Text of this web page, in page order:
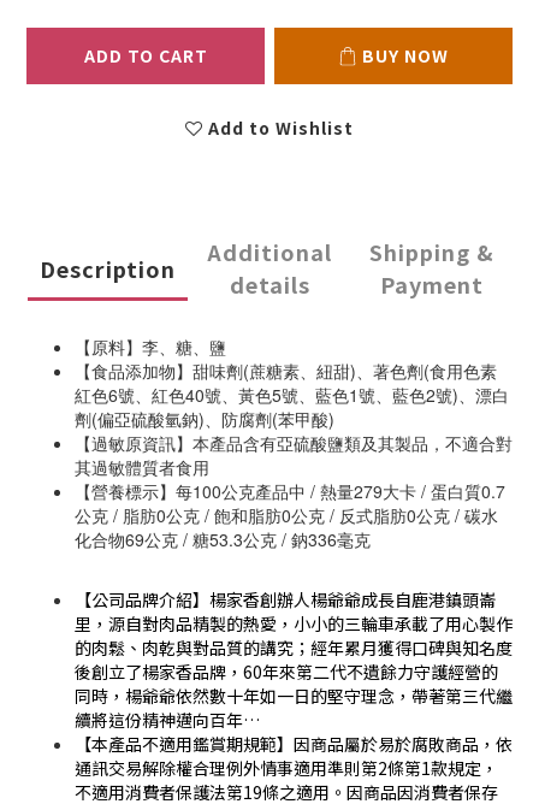
ADD TO CART BUY NOW
Add to Wishlist
Description
Additional
details
Shipping &
Payment
【原料】李、糖、鹽
【食品添加物】 甜味劑(蔗糖素、紐甜)、著色劑(食用色素
紅色6號、紅色40號、黃色5號、藍色1號、藍色2號)、漂白
劑(偏亞硫酸氫鈉)、防腐劑(苯甲酸)
【過敏原資訊】本產品含有亞硫酸鹽類及其製品，不適合對
其過敏體質者食用
【營養標示】每100公克產品中 / 熱量279大卡 / 蛋白質0.7
公克 / 脂肪0公克 / 飽和脂肪0公克 / 反式脂肪0公克 / 碳水
化合物69公克 / 糖53.3公克 / 鈉336毫克
【公司品牌介紹】楊家香創辦人楊爺爺成長自鹿港鎮頭崙
里，源自對肉品精製的熱愛，小小的三輪車承載了用心製作
的肉鬆、肉乾與對品質的講究；經年累月獲得口碑與知名度
後創立了楊家香品牌，60年來第二代不遺餘力守護經營的
同時，楊爺爺依然數十年如一日的堅守理念，帶著第三代繼
續將這份精神邁向百年…
【本產品不適用鑑賞期規範】因商品屬於易於腐敗商品，依
通訊交易解除權合理例外情事適用準則第2條第1款規定，
不適用消費者保護法第19條之適用。因商品因消費者保存